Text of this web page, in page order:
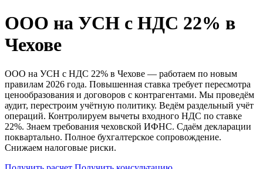
ООО на УСН с НДС 22% в
Чехове
ООО на УСН с НДС 22% в Чехове — работаем по новым
правилам 2026 года. Повышенная ставка требует пересмотра
ценообразования и договоров с контрагентами. Мы проведём
аудит, перестроим учётную политику. Ведём раздельный учёт
операций. Контролируем вычеты входного НДС по ставке
22%. Знаем требования чеховской ИФНС. Сдаём декларации
поквартально. Полное бухгалтерское сопровождение.
Снижаем налоговые риски.